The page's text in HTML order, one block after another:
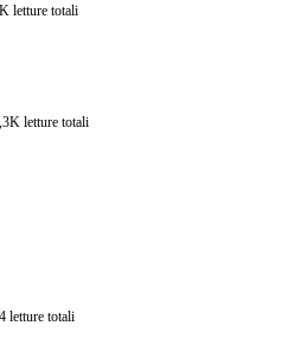
letture totali
letture totali
letture totali